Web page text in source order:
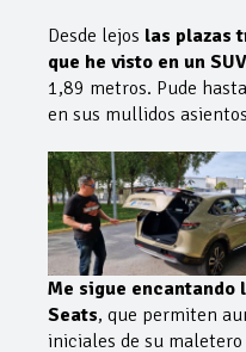
Desde lejos las plazas
que he visto en un
1,89 metros. Pude
en sus mullidos
Me sigue encantando
Seats, que permiten
iniciales de su